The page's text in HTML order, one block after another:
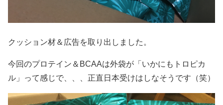
クッション材＆広告を取り出しました。
今回のプロテイン＆BCAAは外袋が「いかにもトロピカ
ル」って感じで、、、正直日本受けはしなそうです（笑）